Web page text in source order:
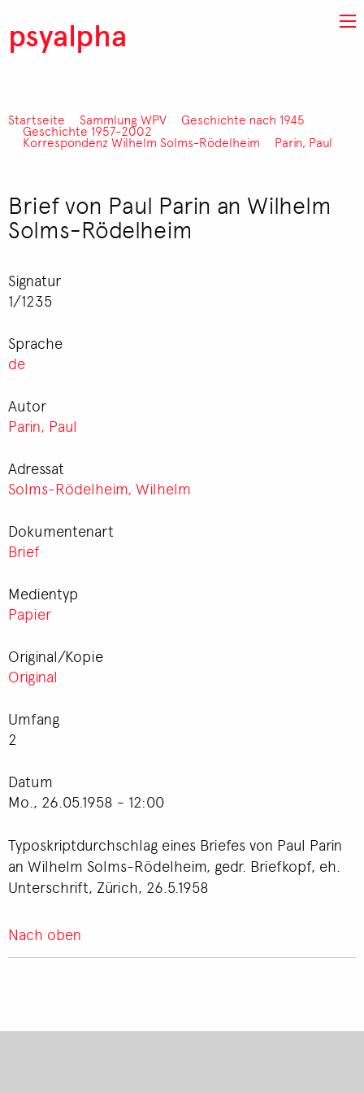
psyalpha
Pfadnavigation
Startseite Sammlung WPV Geschichte nach 1945
Geschichte 1957-2002
Korrespondenz Wilhelm Solms-Rödelheim Parin, Paul
Brief von Paul Parin an Wilhelm
Solms-Rödelheim
Signatur
1/1235
Sprache
de
Autor
Parin, Paul
Adressat
Solms-Rödelheim, Wilhelm
Dokumentenart
Brief
Medientyp
Papier
Original/Kopie
Original
Umfang
2
Datum
Mo., 26.05.1958 - 12:00
Typoskriptdurchschlag eines Briefes von Paul Parin
an Wilhelm Solms-Rödelheim, gedr. Briefkopf, eh.
Unterschrift, Zürich, 26.5.1958
Nach oben